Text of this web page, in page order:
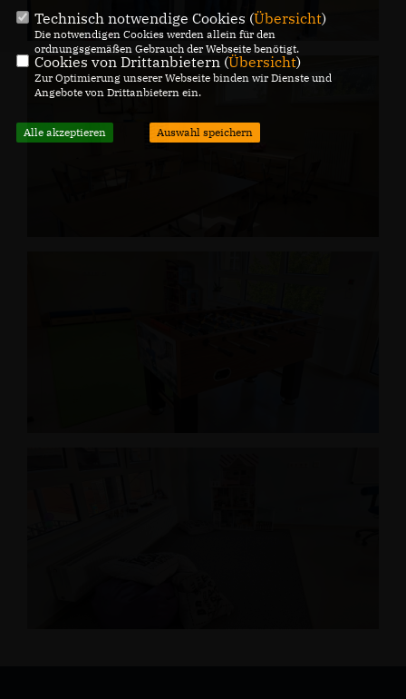
Technisch notwendige Cookies (Übersicht)
Die notwendigen Cookies werden allein für den
ordnungsgemäßen Gebrauch der Webseite benötigt.
Cookies von Drittanbietern (Übersicht)
Zur Optimierung unserer Webseite binden wir Dienste und
Angebote von Drittanbietern ein.
Alle akzeptieren Auswahl speichern